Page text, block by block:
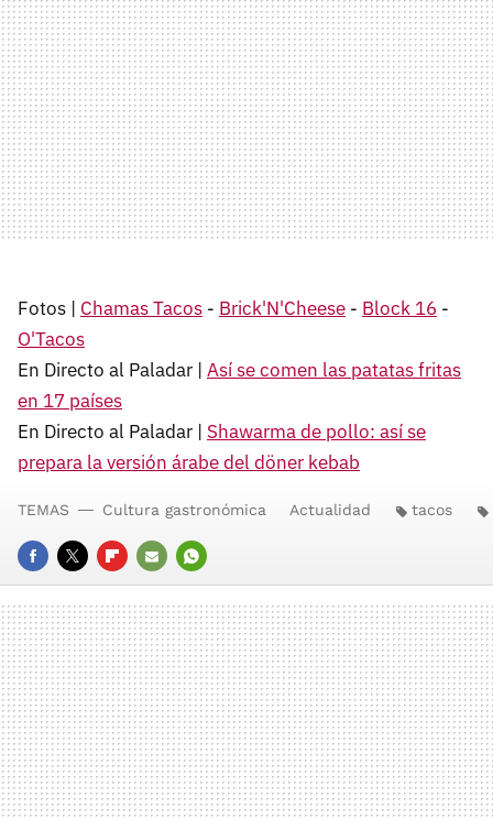
Fotos | Chamas Tacos - Brick'N'Cheese - Block 16 -
O'Tacos
En Directo al Paladar | Así se comen las patatas fritas
en 17 países
En Directo al Paladar | Shawarma de pollo: así se
prepara la versión árabe del döner kebab
FACEBOOK
TWITTERFLIPBOARD
E-
MAIL
WHATSAPP
TEMAS Cultura gastronómica Actualidad tacos